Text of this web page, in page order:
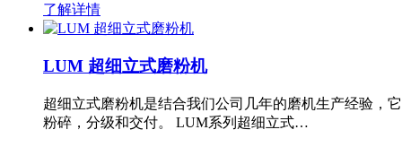
了解详情
LUM 超细立式磨粉机
超细立式磨粉机是结合我们公司几年的磨机生产经验，
粉碎，分级和交付。 LUM系列超细立式…